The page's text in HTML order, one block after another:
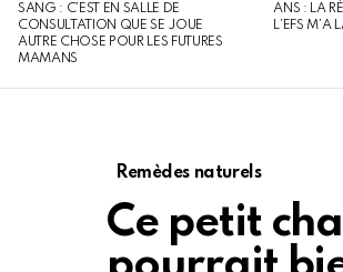
SANG : C’EST EN SALLE DE
CONSULTATION QUE SE JOUE
AUTRE CHOSE POUR LES FUTURES
MAMANS
ANS : LA
L’EFS M’A
Remèdes naturels
Ce petit